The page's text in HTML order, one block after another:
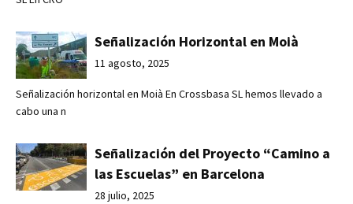
Señalización Horizontal en Moià
11 agosto, 2025
Señalización horizontal en Moià En Crossbasa SL hemos llevado a
cabo una n
Señalización del Proyecto “Camino a
las Escuelas” en Barcelona
28 julio, 2025